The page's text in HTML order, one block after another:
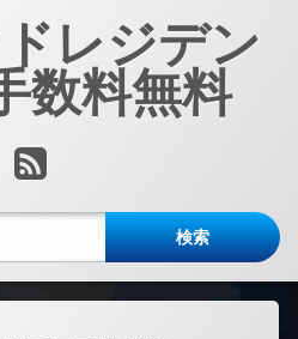
レジデン
数料無料
RSS
検索: